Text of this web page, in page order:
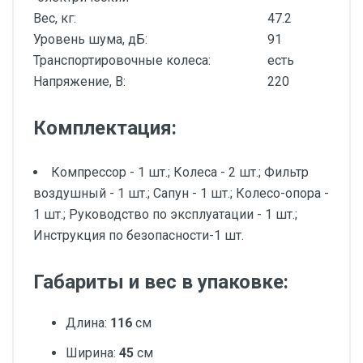
Вес, кг:
47.2
Уровень шума, дБ:
91
Транспортировочные колеса:
есть
Напряжение, В:
220
Комплектация:
Компрессор - 1 шт.; Колеса - 2 шт.; Фильтр
воздушный - 1 шт.; Сапун - 1 шт.; Колесо-опора -
1 шт.; Руководство по эксплуатации - 1 шт.;
Инструкция по безопасности-1 шт.
Габариты и вес в упаковке:
Длина: 116 см
Ширина: 45 см